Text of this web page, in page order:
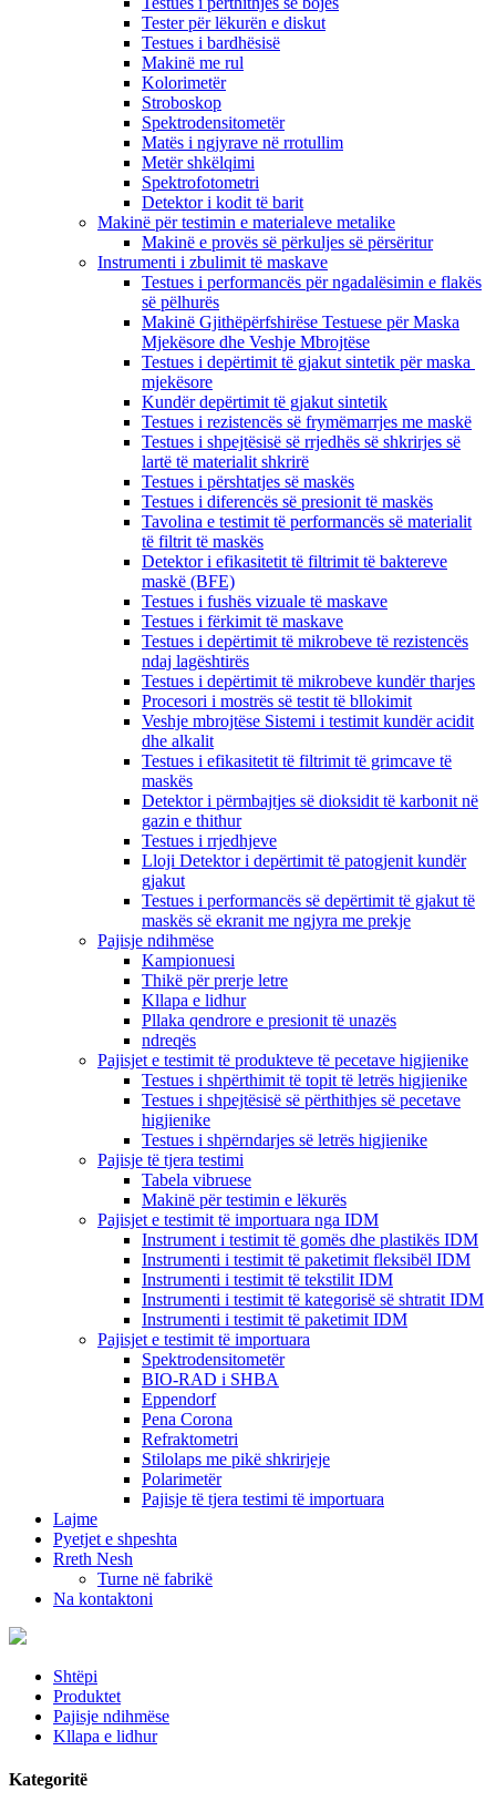
Tester për lëkurën e diskut
Testues i bardhësisë
Makinë me rul
Kolorimetër
Stroboskop
Spektrodensitometër
Matës i ngjyrave në rrotullim
Metër shkëlqimi
Spektrofotometri
Detektor i kodit të barit
Makinë për testimin e materialeve metalike
Makinë e provës së përkuljes së përsëritur
Instrumenti i zbulimit të maskave
Testues i performancës për ngadalësimin e flakës
së pëlhurës
Makinë Gjithëpërfshirëse Testuese për Maska
Mjekësore dhe Veshje Mbrojtëse
Testues i depërtimit të gjakut sintetik për maska ​​
mjekësore
Kundër depërtimit të gjakut sintetik
Testues i rezistencës së frymëmarrjes me maskë
Testues i shpejtësisë së rrjedhës së shkrirjes së
lartë të materialit shkrirë
Testues i përshtatjes së maskës
Testues i diferencës së presionit të maskës
Tavolina e testimit të performancës së materialit
të filtrit të maskës
Detektor i efikasitetit të filtrimit të baktereve
maskë (BFE)
Testues i fushës vizuale të maskave
Testues i fërkimit të maskave
Testues i depërtimit të mikrobeve të rezistencës
ndaj lagështirës
Testues i depërtimit të mikrobeve kundër tharjes
Procesori i mostrës së testit të bllokimit
Veshje mbrojtëse Sistemi i testimit kundër acidit
dhe alkalit
Testues i efikasitetit të filtrimit të grimcave të
maskës
Detektor i përmbajtjes së dioksidit të karbonit në
gazin e thithur
Testues i rrjedhjeve
Lloji Detektor i depërtimit të patogjenit kundër
gjakut
Testues i performancës së depërtimit të gjakut të
maskës së ekranit me ngjyra me prekje
Pajisje ndihmëse
Kampionuesi
Thikë për prerje letre
Kllapa e lidhur
Pllaka qendrore e presionit të unazës
ndreqës
Pajisjet e testimit të produkteve të pecetave higjienike
Testues i shpërthimit të topit të letrës higjienike
Testues i shpejtësisë së përthithjes së pecetave
higjienike
Testues i shpërndarjes së letrës higjienike
Pajisje të tjera testimi
Tabela vibruese
Makinë për testimin e lëkurës
Pajisjet e testimit të importuara nga IDM
Instrument i testimit të gomës dhe plastikës IDM
Instrumenti i testimit të paketimit fleksibël IDM
Instrumenti i testimit të tekstilit IDM
Instrumenti i testimit të kategorisë së shtratit IDM
Instrumenti i testimit të paketimit IDM
Pajisjet e testimit të importuara
Spektrodensitometër
BIO-RAD i SHBA
Eppendorf
Pena Corona
Refraktometri
Stilolaps me pikë shkrirjeje
Polarimetër
Pajisje të tjera testimi të importuara
Lajme
Pyetjet e shpeshta
Rreth Nesh
Turne në fabrikë
Na kontaktoni
Shtëpi
Produktet
Pajisje ndihmëse
Kllapa e lidhur
Kategoritë